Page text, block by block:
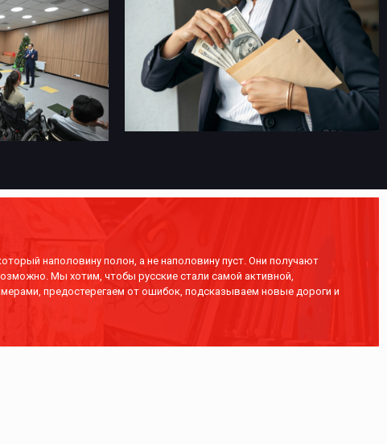
наполовину полон, а не наполовину пуст. Они получают
Мы хотим, чтобы русские стали самой активной,
предостерегаем от ошибок, подсказываем новые дороги и